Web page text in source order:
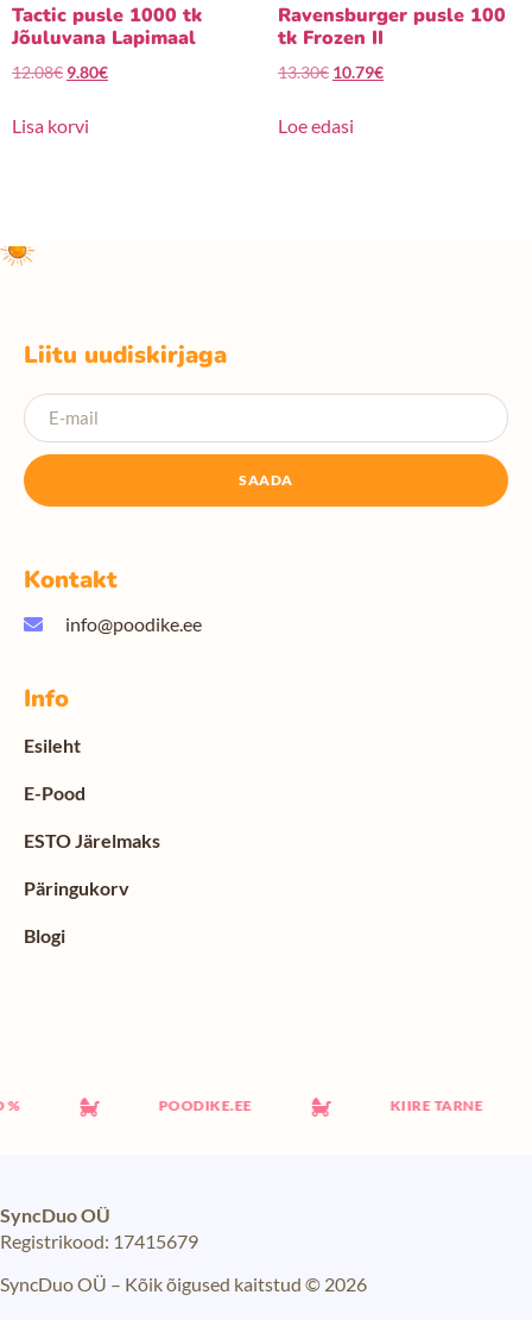
Tactic pusle 1000 tk
Jõuluvana Lapimaal
12.08€ 9.80€
Lisa korvi
Ravensburger pusle 100
tk Frozen II
13.30€ 10.79€
Loe edasi
Liitu uudiskirjaga
SAADA
Kontakt
info@poodike.ee
Info
Esileht
E-Pood
ESTO Järelmaks
Päringukorv
Blogi
POODIKE.EE KIIRE TARNE
SyncDuo OÜ
Registrikood: 17415679
SyncDuo OÜ – Kõik õigused kaitstud © 2026